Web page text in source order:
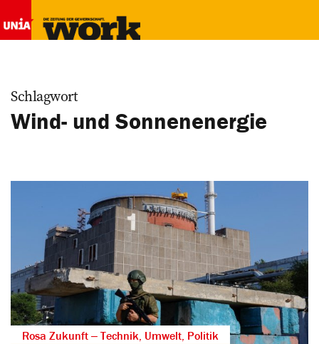
Schlagwort
Wind- und Sonnenenergie
Rosa Zukunft ‒ Technik, Umwelt, Politik